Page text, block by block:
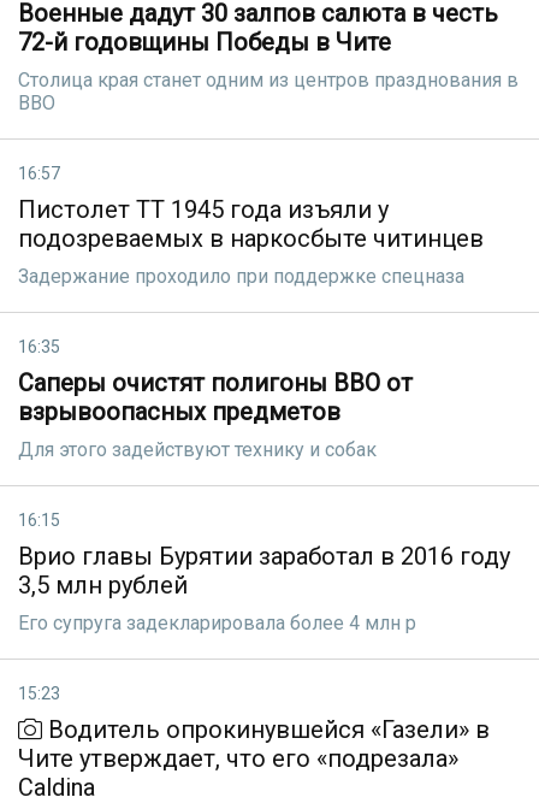
Военные дадут 30 залпов салюта в честь
72-й годовщины Победы в Чите
Столица края станет одним из центров празднования в
ВВО
16:57
Пистолет ТТ 1945 года изъяли у
подозреваемых в наркосбыте читинцев
Задержание проходило при поддержке спецназа
16:35
Саперы очистят полигоны ВВО от
взрывоопасных предметов
Для этого задействуют технику и собак
16:15
Врио главы Бурятии заработал в 2016 году
3,5 млн рублей
Его супруга задекларировала более 4 млн р
15:23
Водитель опрокинувшейся «Газели» в
Чите утверждает, что его «подрезала»
Caldina